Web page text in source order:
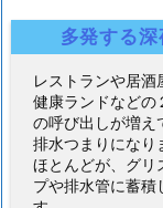
多発する
レストランや居
健康ランドなどの
の呼び出しが増え
排水つまりになり
ほとんどが、グリ
プや排水管に蓄積